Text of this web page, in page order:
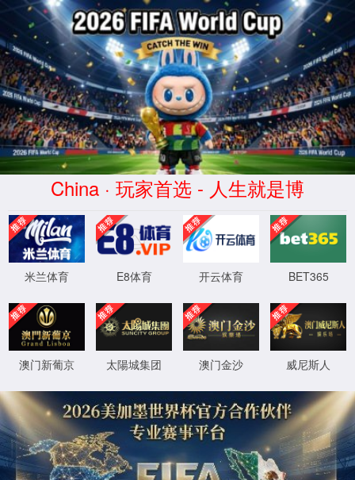
金沙贵宾3777(CN)线路检测中心-
Official Website
当前位置:首页>>研究生教育>>专业方向
硕士专业介绍